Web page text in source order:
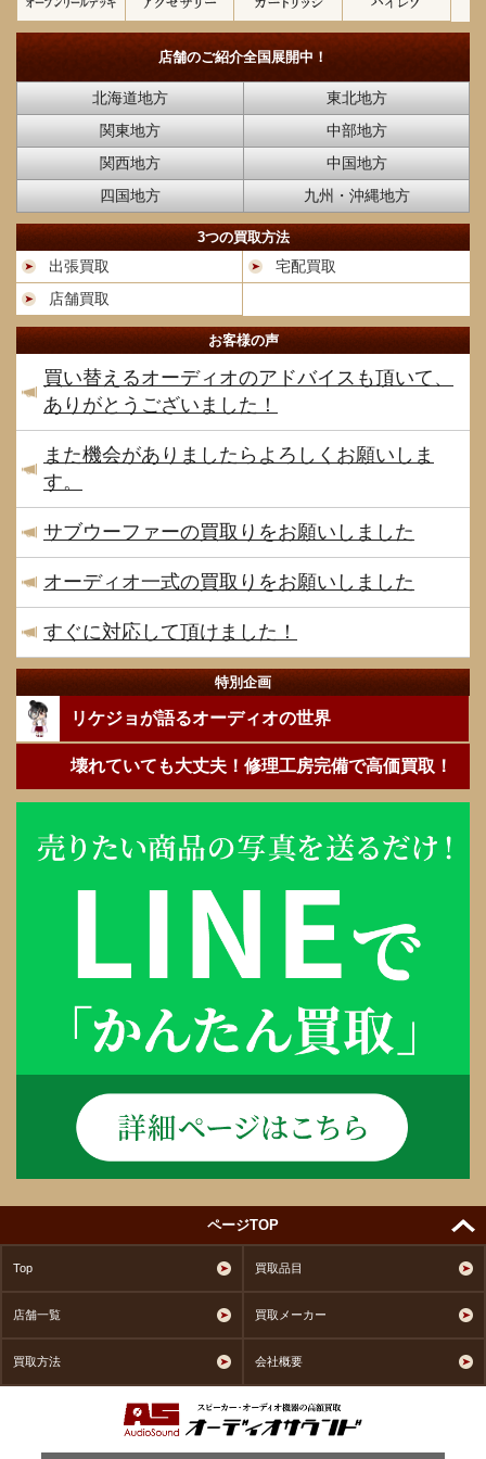
店舗のご紹介全国展開中！
北海道地方
東北地方
関東地方
中部地方
関西地方
中国地方
四国地方
九州・沖縄地方
3つの買取方法
出張買取
宅配買取
店舗買取
お客様の声
買い替えるオーディオのアドバイスも頂いて、
ありがとうございました！
また機会がありましたらよろしくお願いしま
す。
サブウーファーの買取りをお願いしました
オーディオ一式の買取りをお願いしました
すぐに対応して頂けました！
特別企画
リケジョが語るオーディオの世界
壊れていても大丈夫！修理工房完備で高価買取！
ページTOP
Top 買取品目
店舗一覧 買取メーカー
買取方法 会社概要